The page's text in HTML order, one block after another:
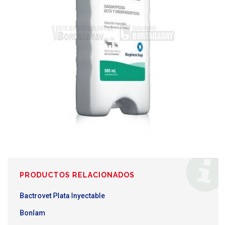
PRODUCTOS RELACIONADOS
Bactrovet Plata Inyectable
Bonlam